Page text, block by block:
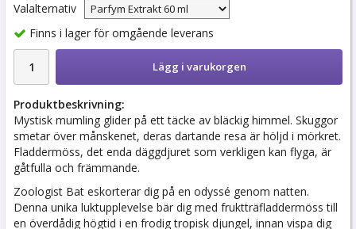
Valalternativ
Finns i lager för omgående leverans
Lägg i varukorgen
Produktbeskrivning:
Mystisk mumling glider på ett täcke av bläckig himmel. Skuggor
smetar över månskenet, deras dartande resa är höljd i mörkret.
Fladdermöss, det enda däggdjuret som verkligen kan flyga, är
gåtfulla och främmande.
Zoologist Bat eskorterar dig på en odyssé genom natten.
Denna unika luktupplevelse bär dig med fruktträfladdermöss till
en överdådig högtid i en frodig tropisk djungel, innan vispa dig